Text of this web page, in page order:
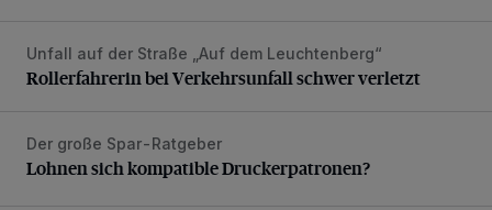
Rollerfahrerin bei Verkehrsunfall schwer verletzt
Unfall auf der Straße „Auf dem Leuchtenberg“
Rollerfahrerin bei Verkehrsunfall schwer verletzt
Lohnen sich kompatible Druckerpatronen?
Der große Spar-Ratgeber
Lohnen sich kompatible Druckerpatronen?